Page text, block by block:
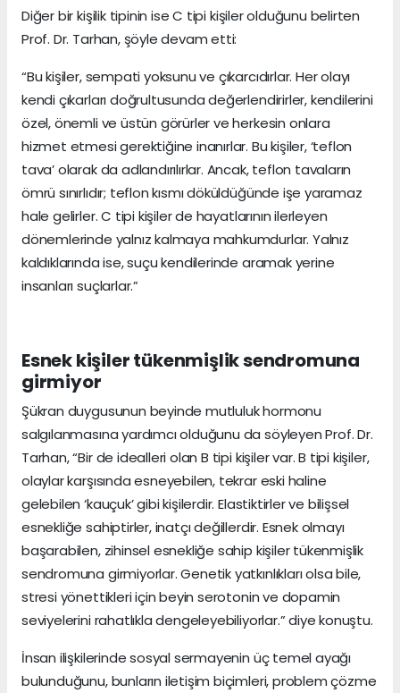
Diğer bir kişilik tipinin ise C tipi kişiler olduğunu belirten
Prof. Dr. Tarhan, şöyle devam etti:
“Bu kişiler, sempati yoksunu ve çıkarcıdırlar. Her olayı
kendi çıkarları doğrultusunda değerlendirirler, kendilerini
özel, önemli ve üstün görürler ve herkesin onlara
hizmet etmesi gerektiğine inanırlar. Bu kişiler, ‘teflon
tava’ olarak da adlandırılırlar. Ancak, teflon tavaların
ömrü sınırlıdır; teflon kısmı döküldüğünde işe yaramaz
hale gelirler. C tipi kişiler de hayatlarının ilerleyen
dönemlerinde yalnız kalmaya mahkumdurlar. Yalnız
kaldıklarında ise, suçu kendilerinde aramak yerine
insanları suçlarlar.”
Esnek kişiler tükenmişlik sendromuna
girmiyor
Şükran duygusunun beyinde mutluluk hormonu
salgılanmasına yardımcı olduğunu da söyleyen Prof. Dr.
Tarhan, “Bir de idealleri olan B tipi kişiler var. B tipi kişiler,
olaylar karşısında esneyebilen, tekrar eski haline
gelebilen ‘kauçuk’ gibi kişilerdir. Elastiktirler ve bilişsel
esnekliğe sahiptirler, inatçı değillerdir. Esnek olmayı
başarabilen, zihinsel esnekliğe sahip kişiler tükenmişlik
sendromuna girmiyorlar. Genetik yatkınlıkları olsa bile,
stresi yönettikleri için beyin serotonin ve dopamin
seviyelerini rahatlıkla dengeleyebiliyorlar.” diye konuştu.
İnsan ilişkilerinde sosyal sermayenin üç temel ayağı
bulunduğunu, bunların iletişim biçimleri, problem çözme